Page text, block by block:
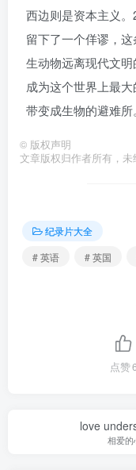
西边则是资本主义
留下了一个佯谬，
生动物远离现代文
成为这个世界上最
带变成生物的避难所。
© 版权声明
文章版权归作者所有，未
纪录片大全
# 英语
# 英国
点赞
love
相爱